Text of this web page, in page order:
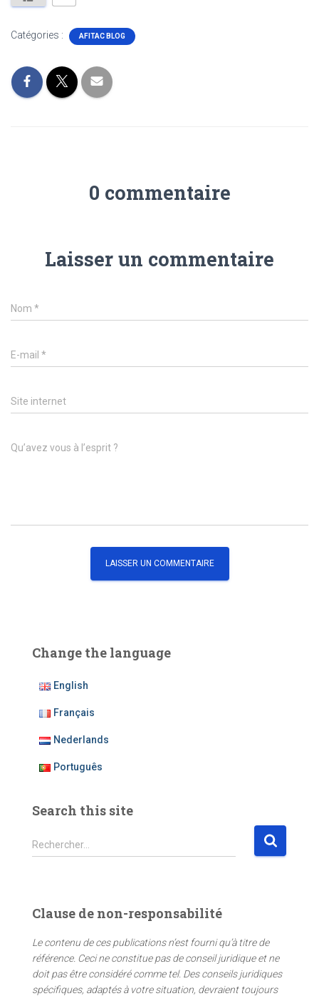
Catégories : AFITAC BLOG
0 commentaire
Laisser un commentaire
Nom *
E-mail *
Site internet
Qu’avez vous à l’esprit ?
Change the language
English
Français
Nederlands
Português
Search this site
R
e
r
h
e
r
Rechercher…
Clause de non-responsabilité
Le contenu de ces publications n’est fourni qu’à titre de
référence. Ceci ne constitue pas de conseil juridique et ne
doit pas être considéré comme tel. Des conseils juridiques
spécifiques, adaptés à votre situation, devraient toujours